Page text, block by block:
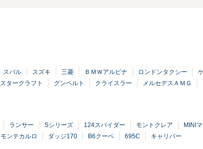
スバル スズキ 三菱 ＢＭＷアルピナ ロンドンタクシー
スタークラフト グンペルト クライスラー メルセデスＡＭＧ
ランサー Sシリーズ 124スパイダー モントクレア MINI
モンテカルロ ダッジ170 B6クーペ 695C キャリバー